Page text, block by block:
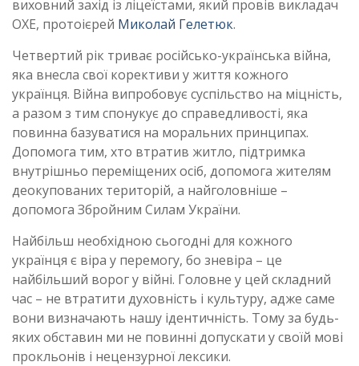
виховний захід із ліцеїстами, який провів викладач
ОХЕ, протоієрей Миколай Гелетюк.
Четвертий рік триває російсько-українська війна,
яка внесла свої корективи у життя кожного
українця. Війна випробовує суспільство на міцність,
а разом з тим спонукує до справедливості, яка
повинна базуватися на моральних принципах.
Допомога тим, хто втратив житло, підтримка
внутрішньо переміщених осіб, допомога жителям
деокупованих територій, а найголовніше –
допомога Збройним Силам України.
Найбільш необхідною сьогодні для кожного
українця є віра у перемогу, бо зневіра – це
найбільший ворог у війні. Головне у цей складний
час – не втратити духовність і культуру, адже саме
вони визначають нашу ідентичність. Тому за будь-
яких обставин ми не повинні допускати у своїй мові
прокльонів і нецензурної лексики.